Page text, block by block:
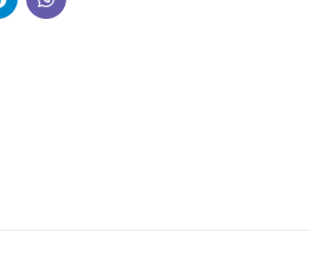
компаниями, поэтому легко и